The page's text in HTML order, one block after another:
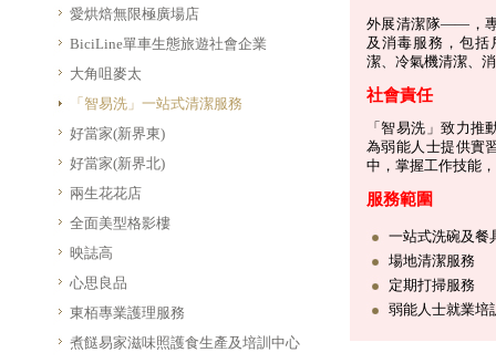
愛烘焙無限極廣場店
BiciLine單車生態旅遊社會企業
大角咀麥太
「智易洗」一站式清潔服務
好當家(新界東)
好當家(新界北)
兩生花花店
全面美型格影樓
映誌高
心思良品
東栢專業護理服務
煮餸易家滋味照護食生產及培訓中心
外展清潔隊——，
及消毒服務，包括
潔、冷氣機清潔、
社會責任
「智易洗」致力推
為弱能人士提供實
中，掌握工作技能
服務範圍
一站式洗碗及餐
場地清潔服務
定期打掃服務
弱能人士就業培